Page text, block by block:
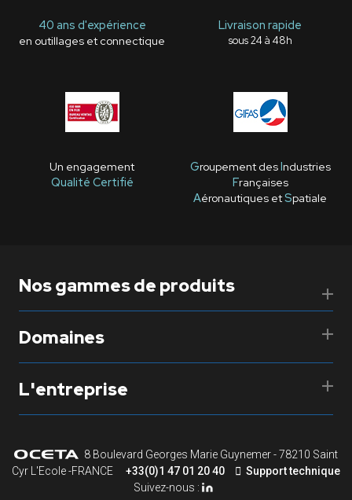
40 ans d'expérience
en outillages et connectique
Livraison rapide
sous 24 à 48h
Un engagement
Qualité Certifié
Groupement desIndustries
Françaises
Aéronautiques etSpatiale
Nos gammes de produits
Domaines
L'entreprise
8 Boulevard Georges Marie Guynemer - 78210 Saint
Cyr L'Ecole -FRANCE
+33(0)1 47 01 20 40
Support technique
Suivez-nous :